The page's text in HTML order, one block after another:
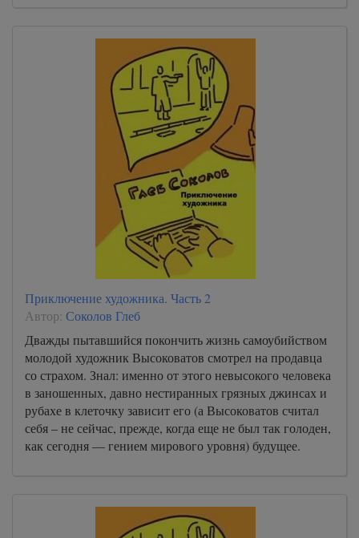
Приключение художника. Часть 2
Автор: Соколов Глеб
Дважды пытавшийся покончить жизнь самоубийством
молодой художник Высоковатов смотрел на продавца
со страхом. Знал: именно от этого невысокого человека
в заношенных, давно нестиранных грязных джинсах и
рубахе в клеточку зависит его (а Высоковатов считал
себя – не сейчас, прежде, когда еще не был так голоден,
как сегодня — гением мирового уровня) будущее.